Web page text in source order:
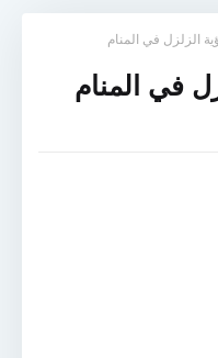
الزلزل في المنام
في المنام